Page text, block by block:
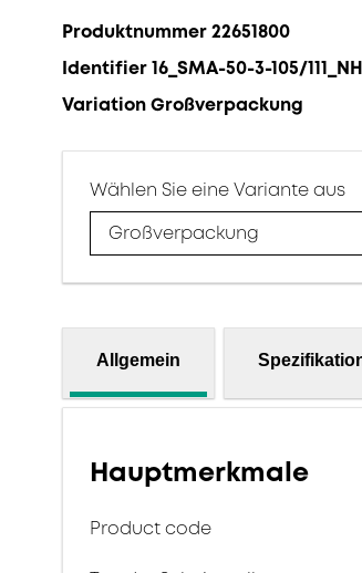
Produktnummer 22651800
Identifier 16_SMA-50-3-105/111_NH
Variation Großverpackung
Wählen Sie eine Variante aus
Großverpackung
Allgemein
Hauptmerkmale
Product code